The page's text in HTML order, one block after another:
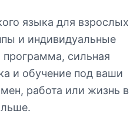
языка для взрослых
и индивидуальные
программа, сильная
и обучение под ваши
работа или жизнь в